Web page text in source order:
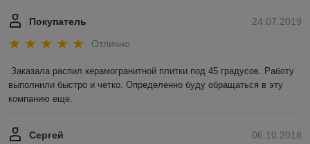
24.07.2019
Покупатель
Отлично
Заказала распил керамогранитной плитки под 45 градусов. Работу
выполнили быстро и четко. Определенно буду обращаться в эту
компанию еще.
06.10.2018
Сергей